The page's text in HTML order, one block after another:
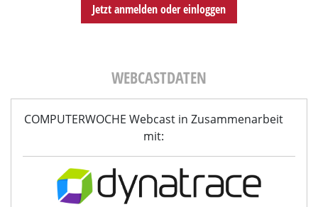
Jetzt anmelden oder einloggen
WEBCASTDATEN
COMPUTERWOCHE Webcast in Zusammenarbeit
mit: